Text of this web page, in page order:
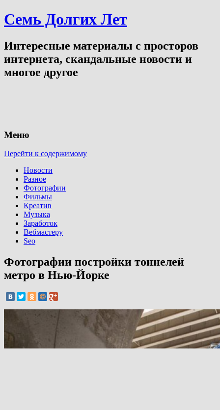
Семь Долгих Лет
Интересные материалы с просторов
интернета, скандальные новости и
многое другое
Меню
Перейти к содержимому
Новости
Разное
Фотографии
Фильмы
Креатив
Музыка
Заработок
Вебмастеру
Seo
Фотографии постройки тоннелей
метро в Нью-Йорке